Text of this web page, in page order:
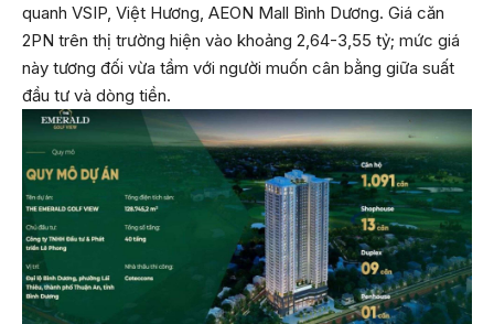
quanh VSIP, Việt Hương, AEON Mall Bình Dương. Giá căn
2PN trên thị trường hiện vào khoảng 2,64-3,55 tỷ; mức giá
này tương đối vừa tầm với người muốn cân bằng giữa suất
đầu tư và dòng tiền.